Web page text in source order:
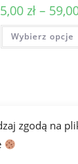
zgodą na
zł –
Wybierz opcje